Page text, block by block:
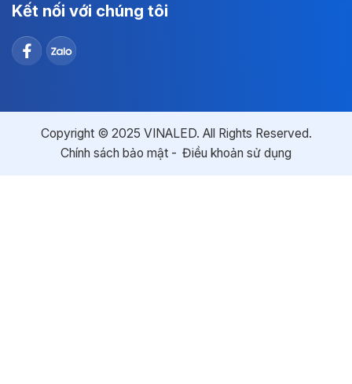
Kết nối với chúng tôi
Copyright © 2025 VINALED. All Rights Reserved.
Chính sách bảo mật
Điều khoản sử dụng